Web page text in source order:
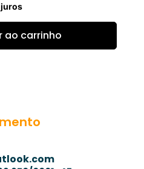
ao carrinho